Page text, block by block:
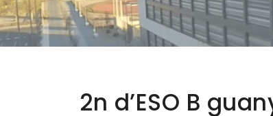
2n d’ESO B